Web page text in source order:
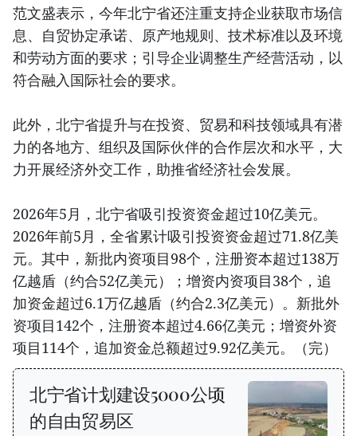
范文盛表示，今年北宁省还注重支持企业获取市场信
息、自贸协定承诺、原产地规则、技术标准以及环境
和劳动方面的要求；引导企业调整生产经营活动，以
符合融入国际社会的要求。
此外，北宁省提升与在投资、贸易和科技领域具有潜
力的各地方、组织及国际伙伴的合作层次和水平，大
力开展经济外交工作，助推省经济社会发展。
2026年5月，北宁省吸引投资资金超过10亿美元。
2026年前5月，全省累计吸引投资资金超过71.8亿美
元。其中，新批内资项目98个，注册资本超过138万
亿越盾（约合52亿美元）；增资内资项目38个，追
加资金超过6.1万亿越盾（约合2.3亿美元）。新批外
资项目142个，注册资本超过4.66亿美元；增资外资
项目114个，追加资金总额超过9.92亿美元。（完）
北宁省计划建设5000公顷
的自由贸易区